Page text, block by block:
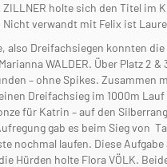
ZILLNER holte sich den Titel im
verwandt mit Felix ist
also Dreifachsiegen konnten
WALDER. Über Platz 2
– ohne Spikes. Zusammen
Dreifachsieg im 1000m Lauf
für Katrin – auf den
gab es beim Sieg von
nochmal laufen. Diese
Hürden holte Flora VÖLK.